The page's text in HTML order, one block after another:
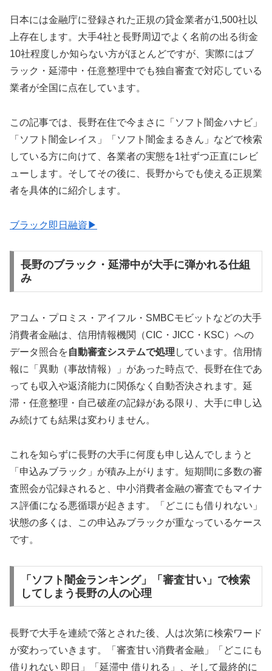
日本には金融庁に登録された正規の貸金業者が1,500社以
上存在します。大手4社と長野周辺でよく名前の出る街金
10社程度しか知らない方がほとんどですが、実際にはブ
ラック・延滞中・任意整理中でも独自審査で対応している
業者が全国に点在しています。
この記事では、長野在住で今まさに「ソフト闇金ハナビ」
「ソフト闇金レイス」「ソフト闇金まるきん」などで検索
している方に向けて、各業者の実態を1社ずつ正直にレビ
ューします。そしてその後に、長野からでも使える正規業
者を具体的に紹介します。
ブラック即日融資▶
長野のブラック・延滞中が大手に弾かれる仕組
み
アコム・プロミス・アイフル・SMBCモビットなどの大手
消費者金融は、信用情報機関（CIC・JICC・KSC）への
データ照合を自動審査システムで処理 しています。信用情
報に「異動（事故情報）」があった時点で、長野在住であ
っても収入や返済能力に関係なく自動否決されます。延
滞・任意整理・自己破産の記録がある限り、大手に申し込
み続けても結果は変わりません。
これを知らずに長野の大手に何度も申し込んでしまうと
「申込みブラック」が積み上がります。短期間に多数の審
査照会が記録されると、中小消費者金融の審査でもマイナ
ス評価になる悪循環が起きます。「どこにも借りれない」
状態の多くは、この申込みブラックが重なっているケース
です。
「ソフト闇金ランキング」「審査甘い」で検索
してしまう長野の人の心理
長野で大手を連続で落とされた後、人は次第に検索ワード
が変わっていきます。「審査甘い消費者金融」「どこにも
借りれない 即日」「延滞中 借りれる」、そして最終的に